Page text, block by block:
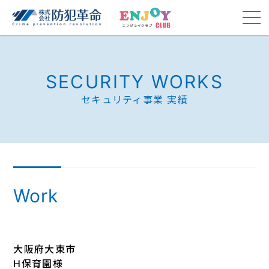
SECURITY WORKS
セキュリティ事業 実績
Work
大阪府大東市
H保育園様